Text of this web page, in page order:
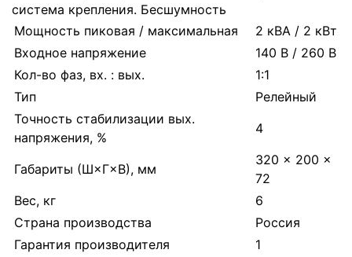
система крепления. Бесшумность
Мощность пиковая / максимальная
2 кВА / 2 кВт
Входное напряжение
140 В / 260 В
Кол-во фаз, вх. : вых.
1:1
Тип
Релейный
Точность стабилизации вых.
напряжения, %
4
Габариты (Ш×Г×В), мм
320 × 200 ×
72
Вес, кг
6
Страна производства
Россия
Гарантия производителя
1